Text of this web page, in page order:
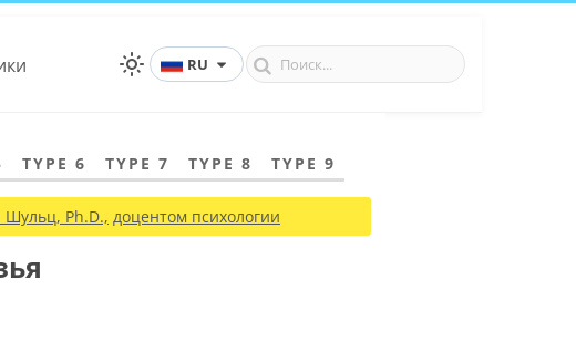
RU
TYPE 6 TYPE 7 TYPE 8 TYPE 9
Ph.D., доцентом психологии